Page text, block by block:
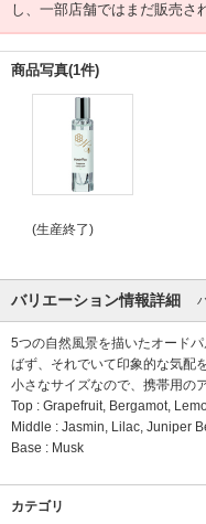
し、一部店舗ではまだ販売さ
商品写真(1件)
(生産終了)
バリエーション情報詳細
5つの自然風景を描いたオード
ばず、それでいて印象的な気配
小さなサイズなので、携帯用の
Top : Grapefruit, Bergamot,
Middle : Jasmin, Lilac, Juniper
Base : Musk
カテゴリ